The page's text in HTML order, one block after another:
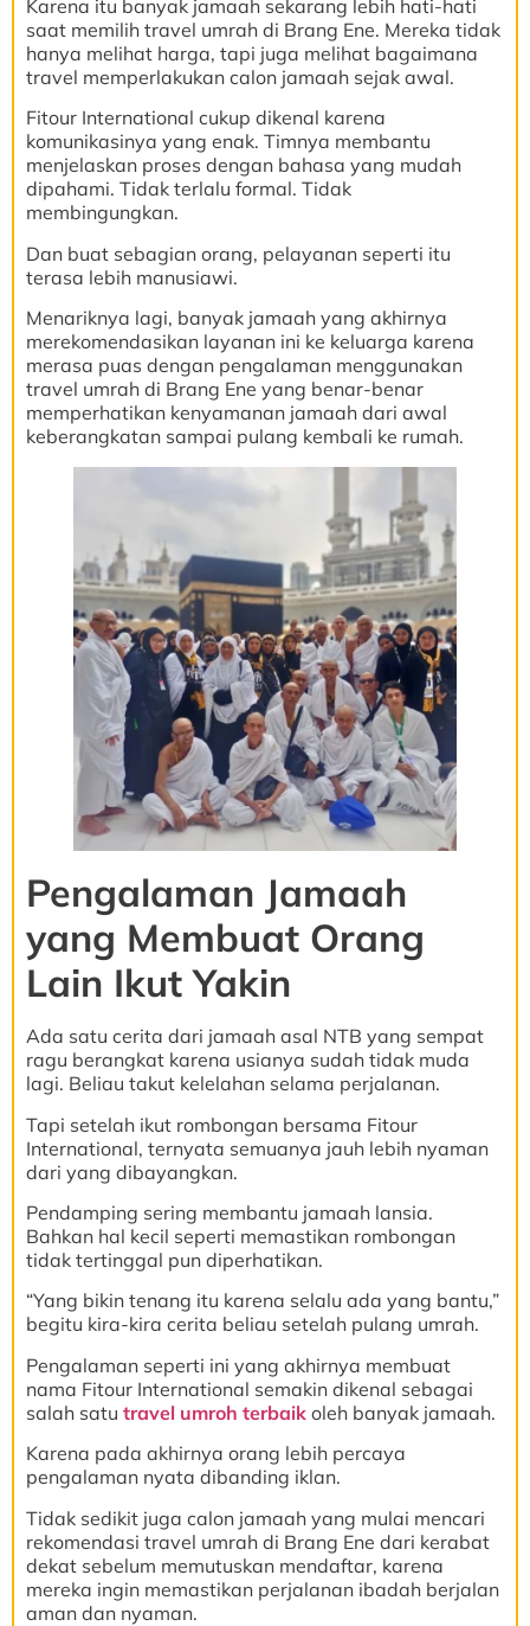
Karena itu banyak jamaah sekarang lebih hati-hati
saat memilih travel umrah di Brang Ene. Mereka tidak
hanya melihat harga, tapi juga melihat bagaimana
travel memperlakukan calon jamaah sejak awal.
Fitour International cukup dikenal karena
komunikasinya yang enak. Timnya membantu
menjelaskan proses dengan bahasa yang mudah
dipahami. Tidak terlalu formal. Tidak
membingungkan.
Dan buat sebagian orang, pelayanan seperti itu
terasa lebih manusiawi.
Menariknya lagi, banyak jamaah yang akhirnya
merekomendasikan layanan ini ke keluarga karena
merasa puas dengan pengalaman menggunakan
travel umrah di Brang Ene yang benar-benar
memperhatikan kenyamanan jamaah dari awal
keberangkatan sampai pulang kembali ke rumah.
Pengalaman Jamaah
yang Membuat Orang
Lain Ikut Yakin
Ada satu cerita dari jamaah asal NTB yang sempat
ragu berangkat karena usianya sudah tidak muda
lagi. Beliau takut kelelahan selama perjalanan.
Tapi setelah ikut rombongan bersama Fitour
International, ternyata semuanya jauh lebih nyaman
dari yang dibayangkan.
Pendamping sering membantu jamaah lansia.
Bahkan hal kecil seperti memastikan rombongan
tidak tertinggal pun diperhatikan.
“Yang bikin tenang itu karena selalu ada yang bantu,”
begitu kira-kira cerita beliau setelah pulang umrah.
Pengalaman seperti ini yang akhirnya membuat
nama Fitour International semakin dikenal sebagai
salah satu travel umroh terbaik oleh banyak jamaah.
Karena pada akhirnya orang lebih percaya
pengalaman nyata dibanding iklan.
Tidak sedikit juga calon jamaah yang mulai mencari
rekomendasi travel umrah di Brang Ene dari kerabat
dekat sebelum memutuskan mendaftar, karena
mereka ingin memastikan perjalanan ibadah berjalan
aman dan nyaman.